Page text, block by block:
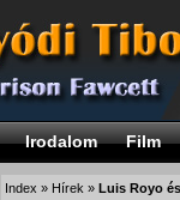
Irodalom Film
Index » Hírek » Luis Royo